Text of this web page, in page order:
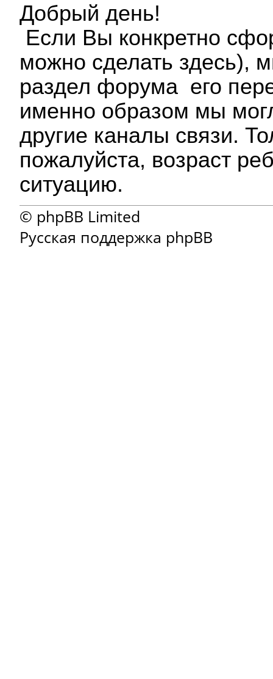
Добрый день!
Если Вы конкретно
можно сделать здесь),
раздел форума его
именно образом мы
другие каналы связи.
пожалуйста, возраст
ситуацию.
© phpBB Limited
Русская поддержка phpBB